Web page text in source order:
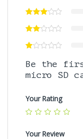
Be the
micro SD
Your Rating
Your Review